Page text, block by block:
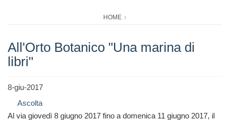
HOME
All'Orto Botanico "Una marina di
libri"
8-giu-2017
Ascolta
Al via giovedì 8 giugno 2017 fino a domenica 11 giugno 2017, il